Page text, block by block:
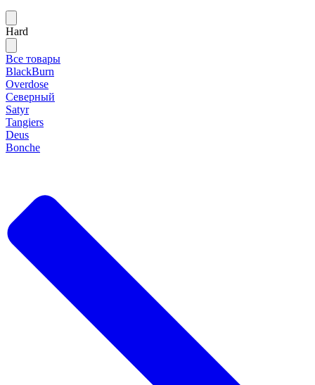
Hard
Все товары
BlackBurn
Overdose
Северный
Satyr
Tangiers
Deus
Bonche